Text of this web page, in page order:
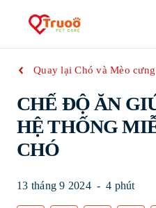
Quay lại Chó và Mèo cưng
CHẾ ĐỘ ĂN
HỆ THỐNG
CHÓ
13 tháng 9 2024 - 4 phút